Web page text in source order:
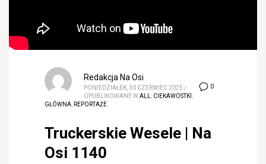
0
Redakcja Na Osi
PONIEDZIAŁEK, 30 CZERWIEC 2025 /
OPUBLIKOWANE WALL, CIEKAWOSTKI ,
GŁÓWNA, REPORTAŻE
Truckerskie Wesele | Na
Osi 1140